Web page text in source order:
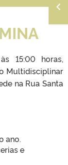
15:00 horas,
Multidisciplinar
na Rua Santa
ano.
e